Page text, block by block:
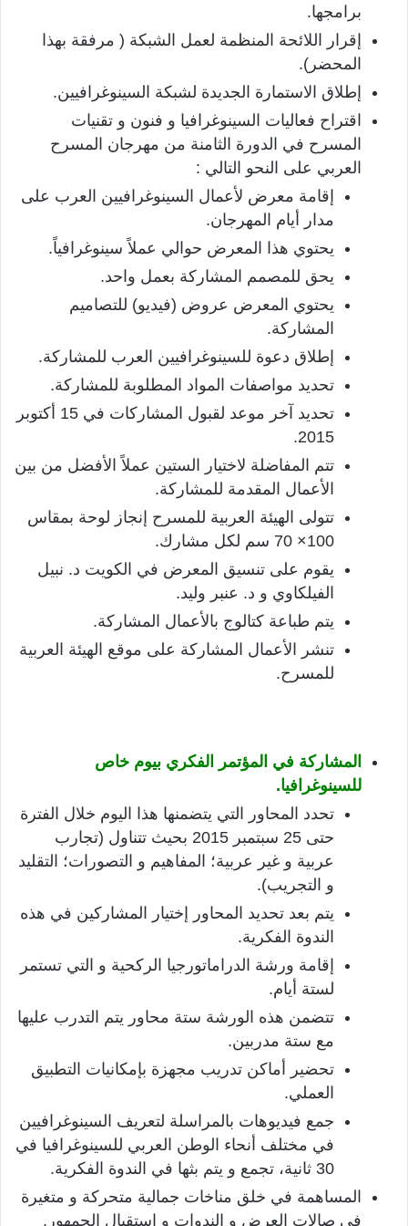
برامجها.
إقرار اللائحة المنظمة لعمل الشبكة ( مرفقة بهذا
المحضر).
إطلاق الاستمارة الجديدة لشبكة السينوغرافيين.
اقتراح فعاليات السينوغرافيا و فنون و تقنيات
المسرح في الدورة الثامنة من مهرجان المسرح
العربي على النحو التالي :
إقامة معرض لأعمال السينوغرافيين العرب على
مدار أيام المهرجان.
يحتوي هذا المعرض حوالي عملاً سينوغرافياً.
يحق للمصمم المشاركة بعمل واحد.
يحتوي المعرض عروض (فيديو) للتصاميم
المشاركة.
إطلاق دعوة للسينوغرافيين العرب للمشاركة.
تحديد مواصفات المواد المطلوبة للمشاركة.
تحديد آخر موعد لقبول المشاركات في 15 أكتوبر
2015.
تتم المفاضلة لاختيار الستين عملاً الأفضل من بين
الأعمال المقدمة للمشاركة.
تتولى الهيئة العربية للمسرح إنجاز لوحة بمقاس
100× 70 سم لكل مشارك.
يقوم على تنسيق المعرض في الكويت د. نبيل
الفيلكاوي و د. عنبر وليد.
يتم طباعة كتالوج بالأعمال المشاركة.
تنشر الأعمال المشاركة على موقع الهيئة العربية
للمسرح.
المشاركة في المؤتمر الفكري بيوم خاص
للسينوغرافيا.
تحدد المحاور التي يتضمنها هذا اليوم خلال الفترة
حتى 25 سبتمبر 2015 بحيث تتناول (تجارب
عربية و غير عربية؛ المفاهيم و التصورات؛ التقليد
و التجريب).
يتم بعد تحديد المحاور إختيار المشاركين في هذه
الندوة الفكرية.
إقامة ورشة الدراماتورجيا الركحية و التي تستمر
لستة أيام.
تتضمن هذه الورشة ستة محاور يتم التدرب عليها
مع ستة مدربين.
تحضير أماكن تدريب مجهزة بإمكانيات التطبيق
العملي.
جمع فيديوهات بالمراسلة لتعريف السينوغرافيين
في مختلف أنحاء الوطن العربي للسينوغرافيا في
30 ثانية، تجمع و يتم بثها في الندوة الفكرية.
المساهمة في خلق مناخات جمالية متحركة و متغيرة
في صالات العرض و الندوات و استقبال الجمهور.